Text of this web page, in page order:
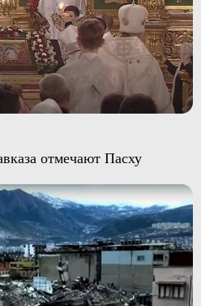
отмечают Пасху